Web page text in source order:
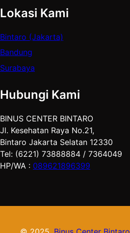
Lokasi Kami
Bintaro (Jakarta)
Bandung
Surabaya
Hubungi Kami
BINUS CENTER BINTARO
Jl. Kesehatan Raya No.21,
Bintaro Jakarta Selatan 12330
Tel: (6221) 73888884 / 7364049
HP/WA : 089621896399